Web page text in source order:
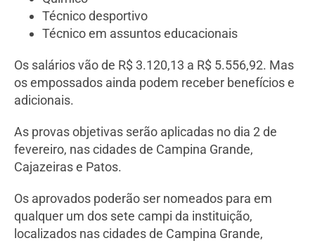
Técnico desportivo
Técnico em assuntos educacionais
Os salários vão de R$ 3.120,13 a R$ 5.556,92. Mas
os empossados ainda podem receber benefícios e
adicionais.
As provas objetivas serão aplicadas no dia 2 de
fevereiro, nas cidades de Campina Grande,
Cajazeiras e Patos.
Os aprovados poderão ser nomeados para em
qualquer um dos sete campi da instituição,
localizados nas cidades de Campina Grande,